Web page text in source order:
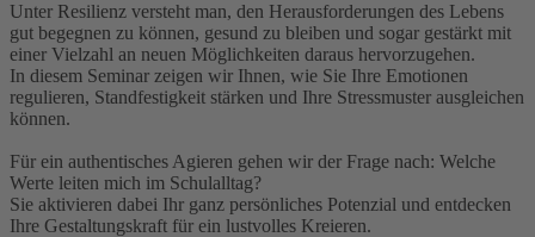
Unter Resilienz versteht man, den Herausforderungen des Lebens
gut begegnen zu können, gesund zu bleiben und sogar gestärkt mit
einer Vielzahl an neuen Möglichkeiten daraus hervorzugehen.
In diesem Seminar zeigen wir Ihnen, wie Sie Ihre Emotionen
regulieren, Standfestigkeit stärken und Ihre Stressmuster ausgleichen
können.
Für ein authentisches Agieren gehen wir der Frage nach: Welche
Werte leiten mich im Schulalltag?
Sie aktivieren dabei Ihr ganz persönliches Potenzial und entdecken
Ihre Gestaltungskraft für ein lustvolles Kreieren.